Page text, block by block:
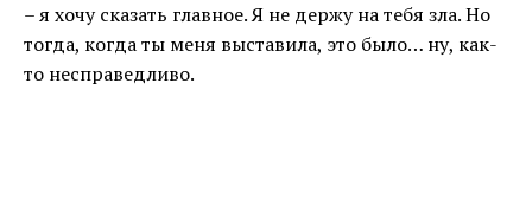
– я хочу сказать главное. Я не держу на тебя зла. Но
тогда, когда ты меня выставила, это было… ну, как-
то несправедливо.